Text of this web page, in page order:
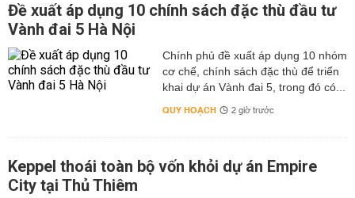
Đề xuất áp dụng 10 chính sách đặc thù đầu tư
Vành đai 5 Hà Nội
Chính phủ đề xuất áp dụng 10 nhóm
cơ chế, chính sách đặc thù để triển
khai dự án Vành đai 5, trong đó có...
QUY HOẠCH 2 giờ trước
Keppel thoái toàn bộ vốn khỏi dự án Empire
City tại Thủ Thiêm